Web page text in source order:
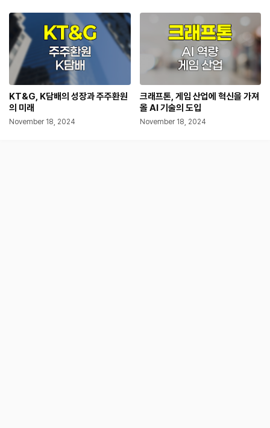
KT&G, K담배의 성장과 주주환원
의 미래
November 18, 2024
크래프톤, 게임 산업에 혁신을 가져
올 AI 기술의 도입
November 18, 2024